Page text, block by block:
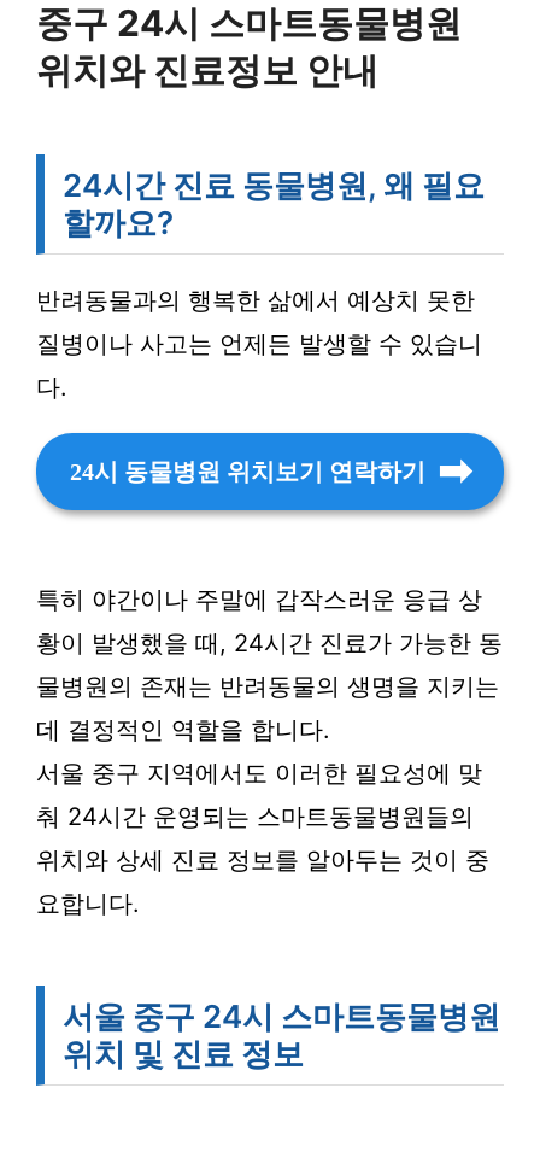
중구 24시 스마트동물병원
위치와 진료정보 안내
24시간 진료 동물병원, 왜 필요
할까요?
반려동물과의 행복한 삶에서 예상치 못한
질병이나 사고는 언제든 발생할 수 있습니
다.
24시 동물병원 위치보기 연락하기
특히 야간이나 주말에 갑작스러운 응급 상
황이 발생했을 때, 24시간 진료가 가능한 동
물병원의 존재는 반려동물의 생명을 지키는
데 결정적인 역할을 합니다.
서울 중구 지역에서도 이러한 필요성에 맞
춰 24시간 운영되는 스마트동물병원들의
위치와 상세 진료 정보를 알아두는 것이 중
요합니다.
서울 중구 24시 스마트동물병원
위치 및 진료 정보